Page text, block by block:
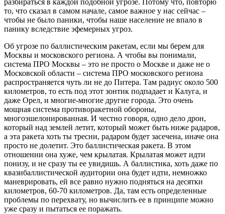
разбираться в каждой подобной угрозе. Потому что, повторю
то, что сказал в самом начале, самое важное у нас сейчас –
чтобы не было паники, чтобы наше население не впало в
панику вследствие эфемерных угроз.
Об угрозе по баллистическим ракетам, если мы берем для
Москвы и московского региона. А чтобы вы понимали,
система ПРО Москвы – это не просто о Москве и даже не о
Московской области – система ПРО московского региона
распространяется чуть ли не до Питера. Там радиус около 500
километров, то есть под этот зонтик подпадает и Калуга, и
даже Орел, и многие-многие другие города. Это очень
мощная система противоракетной обороны,
многоэшелонированная. И честно говоря, одно дело дрон,
который над землей летит, который может быть ниже радаров,
а эта ракета хоть ты тресни, радаром будет засечена, иначе она
просто не долетит. Это баллистическая ракета. В этом
отношении она хуже, чем крылатая. Крылатая может идти
понизу, и не сразу ты ее увидишь. А баллистика, хоть даже по
квазибаллистической аудитории она будет идти, немножко
маневрировать, ей все равно нужно подняться на десятки
километров, 60-70 километров. Да, там есть определенные
проблемы по перехвату, но вычислить ее в принципе можно
уже сразу и пытаться ее поражать.